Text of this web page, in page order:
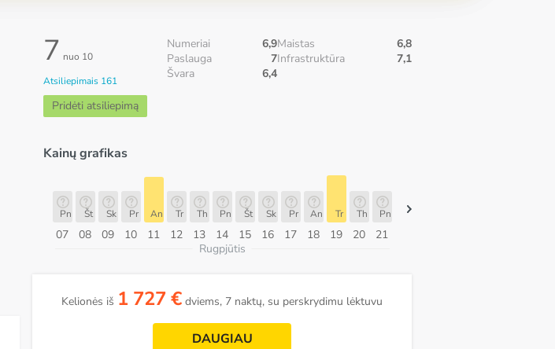
7 nuo 10
Atsiliepimais 161
Pridėti atsiliepimą
Numeriai
6,9
Paslauga
7
Švara
6,4
Maistas
6,8
Infrastruktūra
7,1
Kainų grafikas
07
Pn
08
Št
09
Sk
10
Pr
11
An
12
Tr
13
Th
14
Pn
15
Št
16
Sk
17
Pr
18
An
19
Tr
20
Th
21
Pn
Rugpjūtis
Kelionės iš 1 727 € dviems, 7 naktų, su perskrydimu lėktuvu
DAUGIAU